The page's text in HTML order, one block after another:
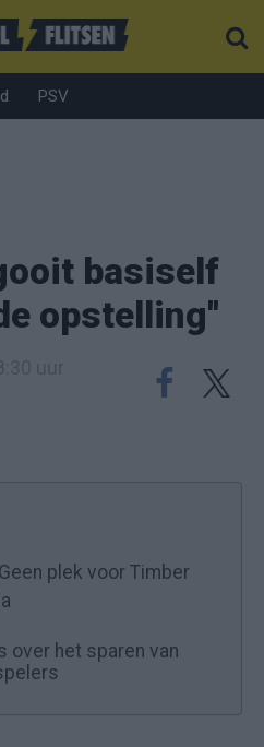
PSV
basiself
opstelling''
plek voor Timber
over het sparen van